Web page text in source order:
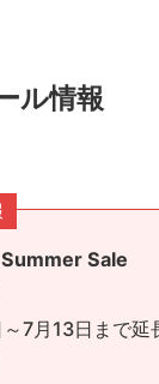
ル情報
Sale
7月13日まで延